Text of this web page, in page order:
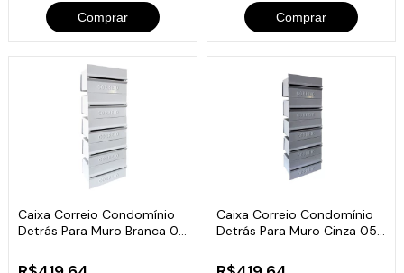
Comprar Comprar
Caixa Correio Condomínio
Detrás Para Muro Branca 05
Caixa Correio Condomínio
Detrás Para Muro Cinza 05